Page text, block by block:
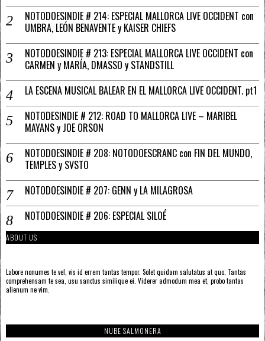
NOTODOESINDIE # 214: ESPECIAL MALLORCA LIVE OCCIDENT con
UMBRA, LEÓN BENAVENTE y KAISER CHIEFS
NOTODOESINDIE # 213: ESPECIAL MALLORCA LIVE OCCIDENT con
CARMEN y MARÍA, DMASSO y STANDSTILL
LA ESCENA MUSICAL BALEAR EN EL MALLORCA LIVE OCCIDENT. pt1
NOTODESINDIE # 212: ROAD TO MALLORCA LIVE – MARIBEL
MAYANS y JOE ORSON
NOTODOESINDIE # 208: NOTODOESCRANC con FIN DEL MUNDO,
TEMPLES y SVSTO
NOTODOESINDIE # 207: GENN y LA MILAGROSA
NOTODOESINDIE # 206: ESPECIAL SILOÉ
ABOUT US
Labore nonumes te vel, vis id errem tantas tempor. Solet quidam salutatus at quo. Tantas
comprehensam te sea, usu sanctus similique ei. Viderer admodum mea et, probo tantas
alienum ne vim.
NUBE SALMONERA